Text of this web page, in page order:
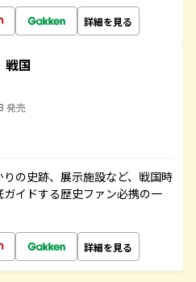
詳細を見る
国
発売
の史跡、展示施設など、戦国時
イドする歴史ファン必携の一
詳細を見る